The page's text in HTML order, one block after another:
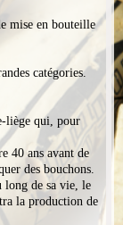
mise en bouteille
catégories.
liège qui, pour
40 ans avant de
des bouchons.
long de sa vie, le
la production de